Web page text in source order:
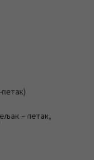
– петак,